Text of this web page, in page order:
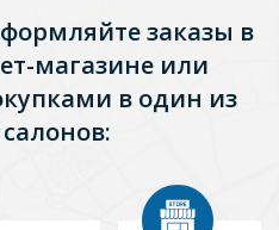
заказы в
магазине или
в один из